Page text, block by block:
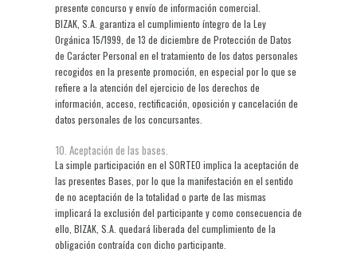
presente concurso y envío de información comercial.
BIZAK, S.A. garantiza el cumplimiento íntegro de la Ley
Orgánica 15/1999, de 13 de diciembre de Protección de Datos
de Carácter Personal en el tratamiento de los datos personales
recogidos en la presente promoción, en especial por lo que se
refiere a la atención del ejercicio de los derechos de
información, acceso, rectificación, oposición y cancelación de
datos personales de los concursantes.
10. Aceptación de las bases.
La simple participación en el SORTEO implica la aceptación de
las presentes Bases, por lo que la manifestación en el sentido
de no aceptación de la totalidad o parte de las mismas
implicará la exclusión del participante y como consecuencia de
ello, BIZAK, S.A. quedará liberada del cumplimiento de la
obligación contraída con dicho participante.